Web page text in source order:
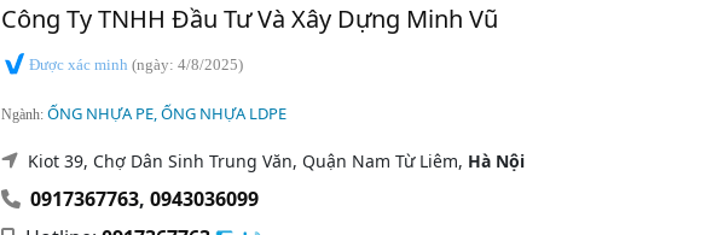
Công Ty TNHH Đầu Tư Và Xây Dựng Minh Vũ
Được xác minh (ngày: 4/8/2025)
Ngành: ỐNG NHỰA PE, ỐNG NHỰA LDPE
Kiot 39, Chợ Dân Sinh Trung Văn, Quận Nam Từ Liêm, Hà Nội
0917367763, 0943036099